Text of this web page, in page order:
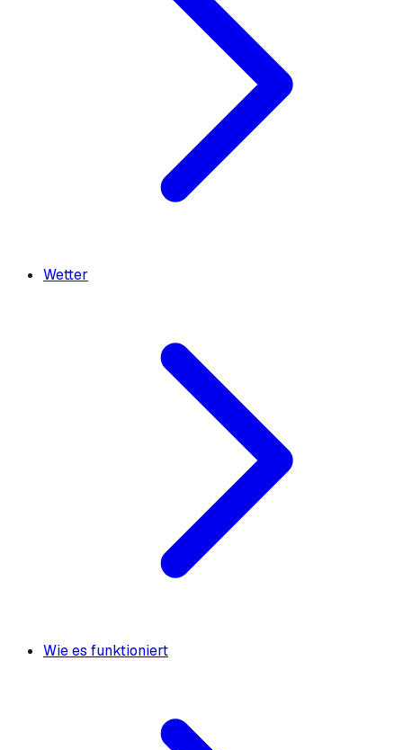
Wetter
Wie es funktioniert